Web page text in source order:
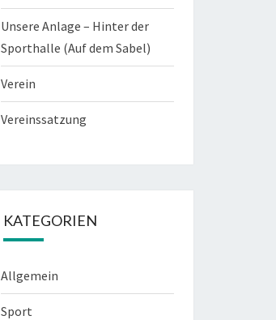
Unsere Anlage – Hinter der
Sporthalle (Auf dem Sabel)
Verein
Vereinssatzung
KATEGORIEN
Allgemein
Sport